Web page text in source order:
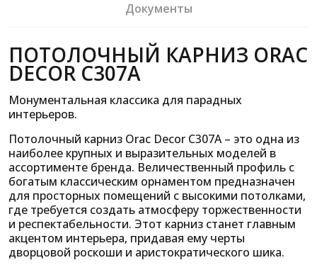
Документы
ПОТОЛОЧНЫЙ КАРНИЗ ORAC
DECOR C307A
Монументальная классика для парадных
интерьеров.
Потолочный карниз Orac Decor C307A – это одна из
наиболее крупных и выразительных моделей в
ассортименте бренда. Величественный профиль с
богатым классическим орнаментом предназначен
для просторных помещений с высокими потолками,
где требуется создать атмосферу торжественности
и респектабельности. Этот карниз станет главным
акцентом интерьера, придавая ему черты
дворцовой роскоши и аристократического шика.